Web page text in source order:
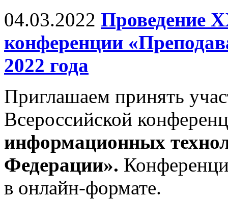
04.03.2022 Проведение
конференции
2022 года
Приглашаем принять
Всероссийской
информационных
Федерации».
в онлайн-формате.